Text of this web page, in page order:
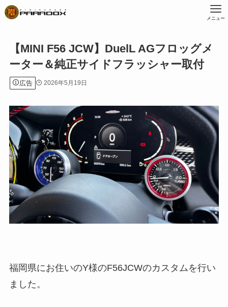
メニュー
【MINI F56 JCW】DuelL AGフロッグメ
ーター＆純正サイドフラッシャー取付
広告 2026年5月19日
福岡県にお住いのY様のF56JCWのカスタムを行い
ました。